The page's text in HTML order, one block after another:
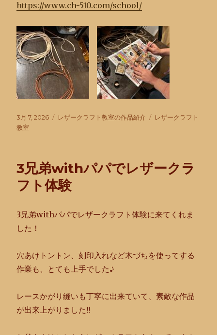
https://www.ch-510.com/school/
投
稿
3月 7, 2026
カ
レザークラフト教室の作品紹介
タ
レザークラフト
教室
3兄弟withパパでレザークラ
フト体験
3兄弟withパパでレザークラフト体験に来てくれま
した！
穴あけトントン、刻印入れなど木づちを使ってする
作業も、 とても上手でした♪
レースかがり縫いも丁寧に出来ていて、素敵な作品
が出来上がりました‼︎